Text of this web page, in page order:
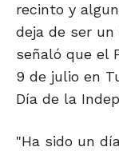
recinto y
deja de ser
señaló que el
9 de julio en
Día de la
"Ha sido un